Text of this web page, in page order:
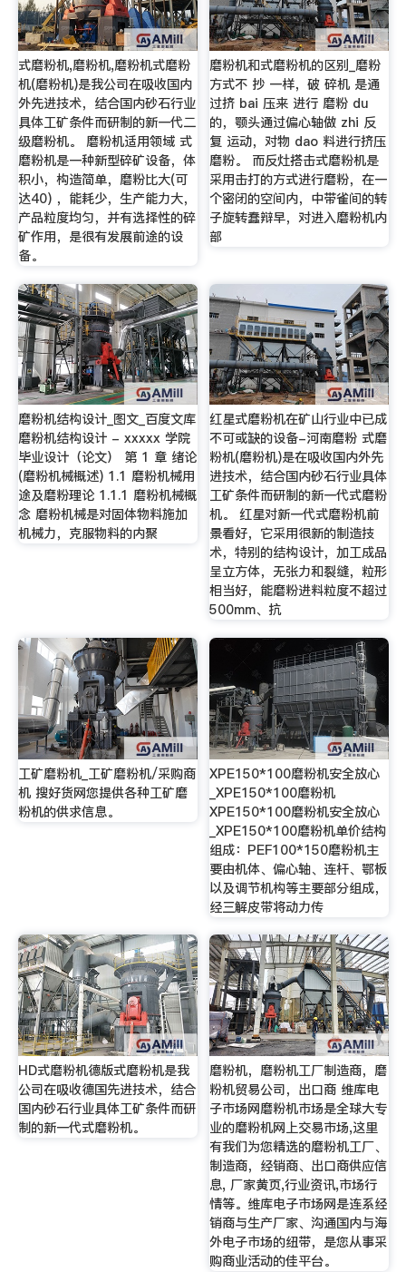
式磨粉机,磨粉机,磨粉机式磨粉
机(磨粉机)是我公司在吸收国内
外先进技术，结合国内砂石行业
具体工矿条件而研制的新一代二
级磨粉机。 磨粉机适用领域 式
磨粉机是一种新型碎矿设备，体
积小，构造简单，磨粉比大(可
达40) ，能耗少，生产能力大，
产品粒度均匀，并有选择性的碎
矿作用，是很有发展前途的设
备。
磨粉机和式磨粉机的区别_磨粉
方式不 抄 一样，破 碎机 是通
过挤 bai 压来 进行 磨粉 du
的，颚头通过偏心轴做 zhi 反
复 运动，对物 dao 料进行挤压
磨粉。 而反灶搭击式磨粉机是
采用击打的方式进行磨粉，在一
个密闭的空间内，中带雀间的转
子旋转蠢辩早，对进入磨粉机内
部
磨粉机结构设计_图文_百度文库
磨粉机结构设计 - xxxxx 学院
毕业设计（论文） 第 1 章 绪论
(磨粉机械概述) 1.1 磨粉机械用
途及磨粉理论 1.1.1 磨粉机械概
念 磨粉机械是对固体物料施加
机械力，克服物料的内聚
红星式磨粉机在矿山行业中已成
不可或缺的设备-河南磨粉 式磨
粉机(磨粉机)是在吸收国内外先
进技术，结合国内砂石行业具体
工矿条件而研制的新一代式磨粉
机。 红星对新一代式磨粉机前
景看好，它采用很新的制造技
术，特别的结构设计，加工成品
呈立方体，无张力和裂缝，粒形
相当好，能磨粉进料粒度不超过
500mm、抗
工矿磨粉机_工矿磨粉机/采购商
机 搜好货网您提供各种工矿磨
粉机的供求信息。
XPE150*100磨粉机安全放心
_XPE150*100磨粉机
XPE150*100磨粉机安全放心
_XPE150*100磨粉机单价结构
组成：PEF100*150磨粉机主
要由机体、偏心轴、连杆、鄂板
以及调节机构等主要部分组成，
经三解皮带将动力传
HD式磨粉机德版式磨粉机是我
公司在吸收德国先进技术，结合
国内砂石行业具体工矿条件而研
制的新一代式磨粉机。
磨粉机，磨粉机工厂制造商，磨
粉机贸易公司，出口商 维库电
子市场网磨粉机市场是全球大专
业的磨粉机网上交易市场,这里
有我们为您精选的磨粉机工厂、
制造商，经销商、出口商供应信
息, 厂家黄页,行业资讯,市场行
情等。维库电子市场网是连系经
销商与生产厂家、沟通国内与海
外电子市场的纽带，是您从事采
购商业活动的佳平台。